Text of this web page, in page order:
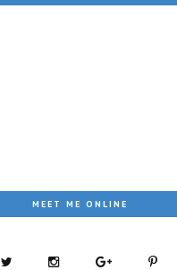
MEET ME ONLINE